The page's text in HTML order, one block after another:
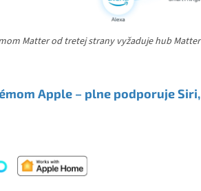
Matter od tretej strany vyžaduje hub Matter
Apple – plne podporuje Siri,